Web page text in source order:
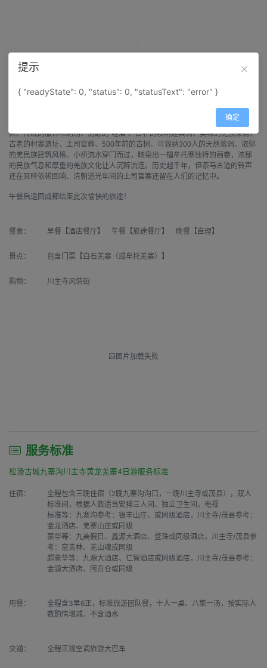
4天：川主寺—17KM—松潘—147KM—羌寨—119KM—都江堰—64KM—成
时），参观国家AAAA级景区——白石羌寨（或牟托羌寨）风景秀美，历史文化
积淀厚重。民居建筑群依山就势、错落有致，动人的羌寨山歌、欢快的萨朗
舞、传统的服饰和刺绣、清醇的“咂酒”、古朴的唢呐迎宾调、美味的羌族菜肴、
古老的村寨遗址、土司官葬、500年前的古树、可容纳300人的天然溶洞、浓郁
的羌民族建筑风格、小桥流水穿门而过，映染出一幅牟托寨独特的画卷，浓郁
的民族气息和厚重的羌族文化让人沉醉流连。历史越千年，但茶马古道的铃声
还在耳畔依稀回响、清朝道光年间的土司官寨还留在人们的记忆中。
午餐后返回成都结束此次愉快的旅途！
餐食： 早餐【酒店餐厅】 午餐【旅途餐厅】 晚餐【自理】
景点： 包含门票【白石羌寨（或牟托羌寨）】
购物： 川主寺风情街
图片加载失败
服务标准
松潘古城九寨沟川主寺黄龙羌寨4日游服务标准
住宿：
全程包含三晚住宿（2晚九寨沟沟口，一晚川主寺或茂县），双人
标准间，根据人数适当安排三人间、独立卫生间，电视
标准等：九寨沟参考：银丰山庄、或同级酒店，川主寺/茂县参考：
金龙酒店、羌寨山庄或同级
豪华等：九美假日、鑫源大酒店、登珠或同级酒店，川主寺/茂县参
考：富贵林、羌山魂或同级
超豪华等：九源大酒店、仁智酒店或同级酒店，川主寺/茂县参考：
金源大酒店、阿吾仓或同级
用餐：
全程含3早6正，标准旅游团队餐，十人一桌、八菜一汤，按实际人
数酌情增减，不含酒水
交通： 全程正规空调旅游大巴车
提示
{ "readyState": 0, "status": 0, "statusText": "error" }
确定